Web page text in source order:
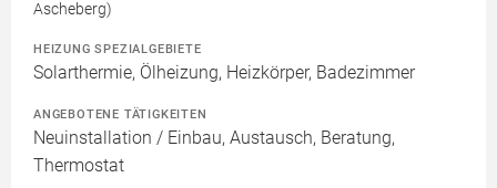
Ascheberg)
HEIZUNG SPEZIALGEBIETE
Solarthermie, Ölheizung, Heizkörper, Badezimmer
ANGEBOTENE TÄTIGKEITEN
Neuinstallation / Einbau, Austausch, Beratung,
Thermostat